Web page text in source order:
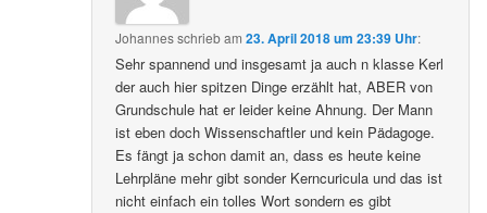
Johannesschriebam23. April 2018 um 23:39 Uhr:
Sehr spannend und insgesamt ja auch n klasse Kerl
der auch hier spitzen Dinge erzählt hat, ABER von
Grundschule hat er leider keine Ahnung. Der Mann
ist eben doch Wissenschaftler und kein Pädagoge.
Es fängt ja schon damit an, dass es heute keine
Lehrpläne mehr gibt sonder Kerncuricula und das ist
nicht einfach ein tolles Wort sondern es gibt